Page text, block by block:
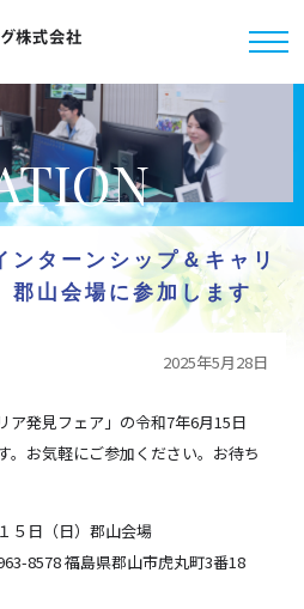
ンターンシップ＆キャリ
郡山会場に参加します
2025年5月28日
ア発見フェア」の令和7年6月15日
。お気軽にご参加ください。お待ち
５日（日）郡山会場
8578 福島県郡山市虎丸町3番18